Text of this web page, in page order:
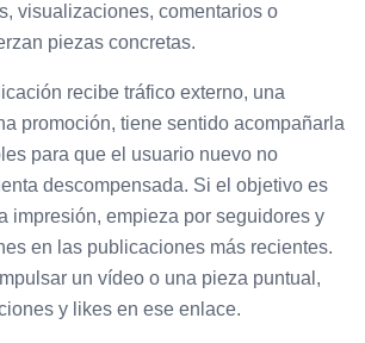
visualizaciones, comentarios o
piezas concretas.
recibe tráfico externo, una
promoción, tiene sentido acompañarla
para que el usuario nuevo no
descompensada. Si el objetivo es
impresión, empieza por seguidores y
en las publicaciones más recientes.
un vídeo o una pieza puntual,
y likes en ese enlace.